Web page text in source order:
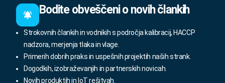
Bodite obveščeni o novih člankih
Strokovnih člankih in vodnikih s področja kalibracij, HACCP
nadzora, merjenja tlaka in vlage.
Primerih dobrih praks in uspešnih projektih naših strank.
Dogodkih, izobraževanjih in partnerskih novicah.
Novih produktih in IoT rešitvah.